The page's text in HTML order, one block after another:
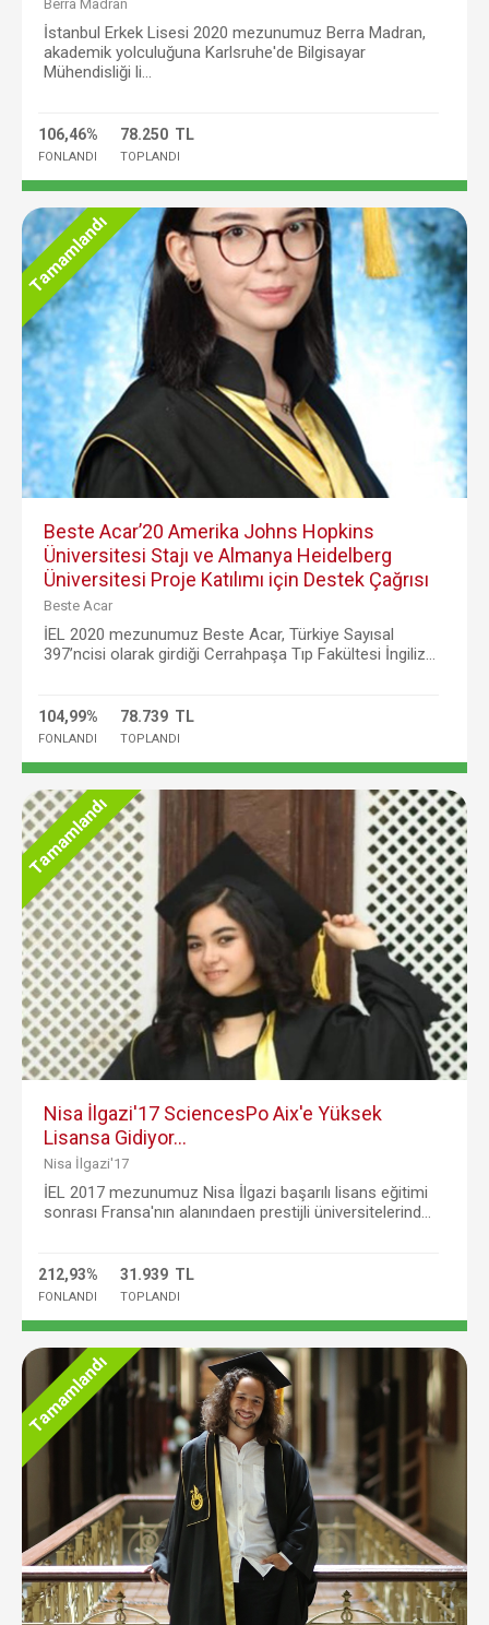
Berra Madran
İstanbul Erkek Lisesi 2020 mezunumuz Berra Madran,
akademik yolculuğuna Karlsruhe'de Bilgisayar
Mühendisliği li...
106,46%
FONLANDI
78.250 TL
TOPLANDI
Tamamlandı
Beste Acar’20 Amerika Johns Hopkins
Üniversitesi Stajı ve Almanya Heidelberg
Üniversitesi Proje Katılımı için Destek Çağrısı
Beste Acar
İEL 2020 mezunumuz Beste Acar, Türkiye Sayısal
397’ncisi olarak girdiği Cerrahpaşa Tıp Fakültesi İngiliz...
104,99%
FONLANDI
78.739 TL
TOPLANDI
Tamamlandı
Nisa İlgazi'17 SciencesPo Aix'e Yüksek
Lisansa Gidiyor...
Nisa İlgazi'17
İEL 2017 mezunumuz Nisa İlgazi başarılı lisans eğitimi
sonrası Fransa'nın alanındaen prestijli üniversitelerind...
212,93%
FONLANDI
31.939 TL
TOPLANDI
Tamamlandı